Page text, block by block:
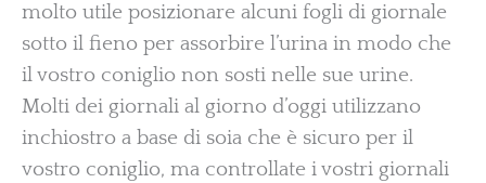
molto utile posizionare alcuni fogli di giornale
sotto il fieno per assorbire l’urina in modo che
il vostro coniglio non sosti nelle sue urine.
Molti dei giornali al giorno d’oggi utilizzano
inchiostro a base di soia che è sicuro per il
vostro coniglio, ma controllate i vostri giornali